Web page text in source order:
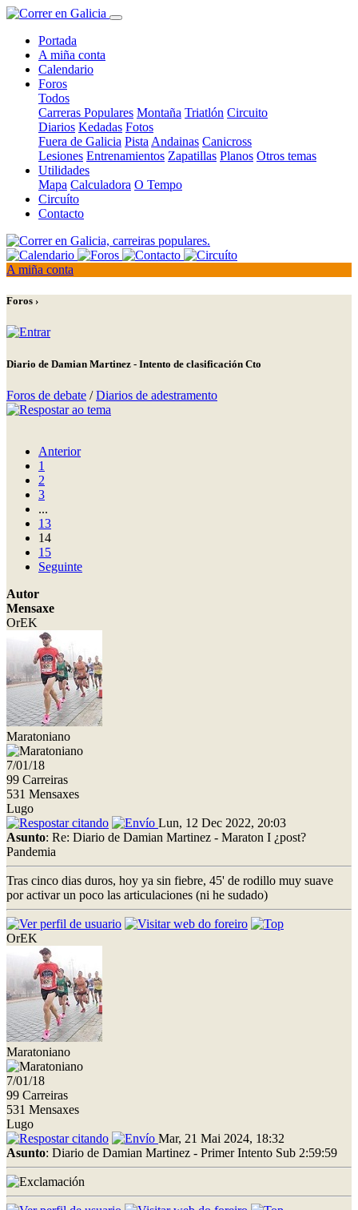
Portada
A miña conta
Calendario
Foros
Todos
Carreras Populares Montaña Triatlón Circuito
Diarios Kedadas Fotos
Fuera de Galicia Pista Andainas Canicross
Lesiones Entrenamientos Zapatillas Planos Otros temas
Utilidades
Mapa Calculadora O Tempo
Circuíto
Contacto
A miña conta
Foros ›
Diario de Damian Martinez - Intento de clasificación Cto
Foros de debate /Diarios de adestramento
Anterior
1
2
3
...
13
14
15
Seguinte
Autor
Mensaxe
OrEK
Maratoniano
7/01/18
99 Carreiras
531 Mensaxes
Lugo
Lun, 12 Dec 2022, 20:03
Asunto: Re: Diario de Damian Martinez - Maraton I ¿post?
Pandemia
Tras cinco dias duros, hoy ya sin fiebre, 45' de rodillo muy suave
por activar un poco las articulaciones (ni he sudado)
OrEK
Maratoniano
7/01/18
99 Carreiras
531 Mensaxes
Lugo
Mar, 21 Mai 2024, 18:32
Asunto: Diario de Damian Martinez - Primer Intento Sub 2:59:59